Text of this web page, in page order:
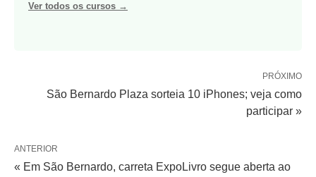
Ver todos os cursos →
PRÓXIMO
São Bernardo Plaza sorteia 10 iPhones; veja como
participar »
ANTERIOR
« Em São Bernardo, carreta ExpoLivro segue aberta ao